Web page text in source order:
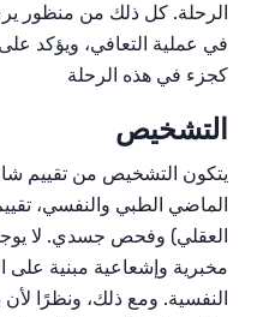
الرحلة. كل ذلك من منظور
في عملية التعافي، ويؤكد
كجزء في هذه الرحلة
التشخيص
يتكون التشخيص من تقييم
الماضي الطبي والنفسي،
العقلي) وفحص جسدي. لا
مخبرية وإشعاعية مبنية
النفسية. ومع ذلك، ونظرًا